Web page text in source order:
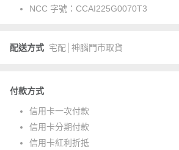
NCC 字號： CCAI225G0070T3
配送方式 宅配│神腦門市取貨
付款方式
信用卡一次付款
信用卡分期付款
信用卡紅利折抵